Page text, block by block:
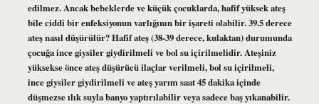
edilmez. Ancak bebeklerde ve küçük çocuklarda, hafif yüksek ateş
bile ciddi bir enfeksiyonun varlığının bir işareti olabilir. 39.5 derece
ateş nasıl düşürülür? Hafif ateş (38-39 derece, kulaktan) durumunda
çocuğa ince giysiler giydirilmeli ve bol su içirilmelidir. Ateşiniz
yüksekse önce ateş düşürücü ilaçlar verilmeli, bol su içirilmeli,
ince giysiler giydirilmeli ve ateş yarım saat 45 dakika içinde
düşmezse ılık suyla banyo yaptırılabilir veya sadece baş yıkanabilir.